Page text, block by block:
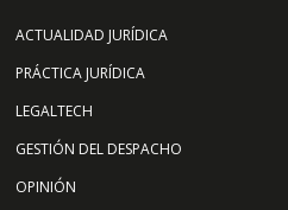
ACTUALIDAD JURÍDICA
PRÁCTICA JURÍDICA
LEGALTECH
GESTIÓN DEL DESPACHO
OPINIÓN